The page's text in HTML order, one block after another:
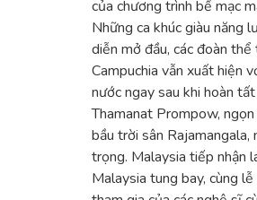
của chương trình bế mạc
Những ca khúc giàu năng
diễn mở đầu, các đoàn
Campuchia vẫn xuất hiện
nước ngay sau khi hoàn
Thamanat Prompow,
bầu trời sân
trọng. Malaysia tiếp nhận
Malaysia tung bay, cùng